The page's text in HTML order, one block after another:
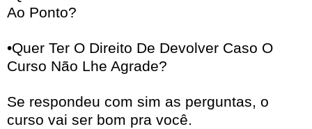
Ao Ponto?
•Quer Ter O Direito De Devolver Caso O
Curso Não Lhe Agrade?
Se respondeu com sim as perguntas, o
curso vai ser bom pra você.